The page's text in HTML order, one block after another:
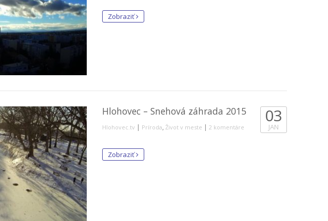
Zobraziť
Hlohovec – Snehová záhrada 2015
Hlohovec.tv | Príroda Život v meste | 2 komentáre
03
JAN
Zobraziť